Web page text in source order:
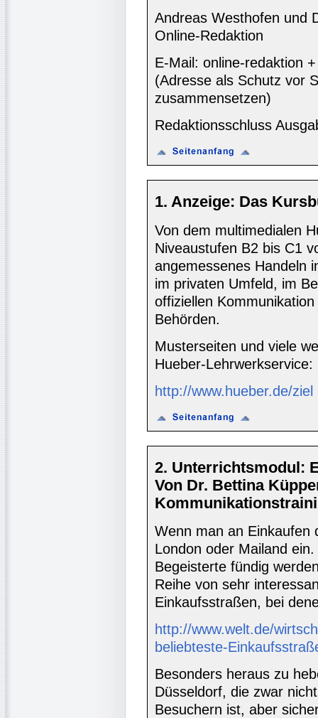
Andreas Westhofen und
Online-Redaktion
E-Mail: online-redaktion
(Adresse als Schutz vor
zusammensetzen)
Redaktionsschluss
1. Anzeige: Das
Von dem multimedialen
Niveaustufen B2 bis C1
angemessenes Handeln
im privaten Umfeld, im
offiziellen
Behörden.
Musterseiten und viele
Hueber-Lehrwerkservice:
http://www.hueber.de/ziel
2. Unterrichtsmodul:
Von Dr. Bettina
Wenn man an Einkaufen
London oder Mailand
Begeisterte fündig
Reihe von sehr
Einkaufsstraßen, bei
http://www.welt.de/
beliebteste-
Besonders heraus zu
Düsseldorf, die zwar
Besuchern ist, aber